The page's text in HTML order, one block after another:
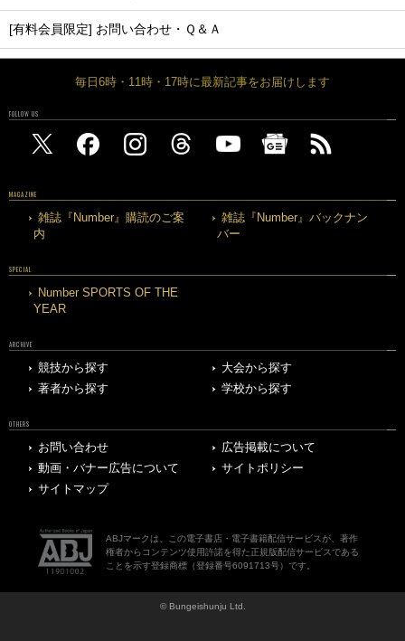
[有料会員限定] お問い合わせ・Ｑ＆Ａ
毎日6時・11時・17時に最新記事をお届けします
FOLLOW US
MAGAZINE
雑誌『Number』購読のご案
内
雑誌『Number』バックナン
バー
SPECIAL
Number SPORTS OF THE
YEAR
ARCHIVE
競技から探す
大会から探す
著者から探す
学校から探す
OTHERS
お問い合わせ
広告掲載について
動画・バナー広告について
サイトポリシー
サイトマップ
ABJマークは、この電子書店・電子書籍配信サービスが、著作
権者からコンテンツ使用許諾を得た正規版配信サービスである
ことを示す登録商標（登録番号6091713号）です。
© Bungeishunju Ltd.